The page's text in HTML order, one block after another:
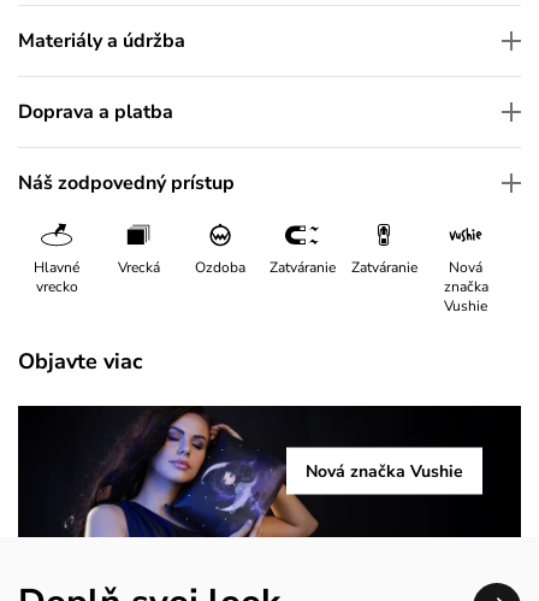
Materiály a údržba
Doprava a platba
Náš zodpovedný prístup
Hlavné
vrecko
Vrecká Ozdoba Zatváranie Zatváranie
Nová
značka
Vushie
Objavte viac
Nová značka Vushie